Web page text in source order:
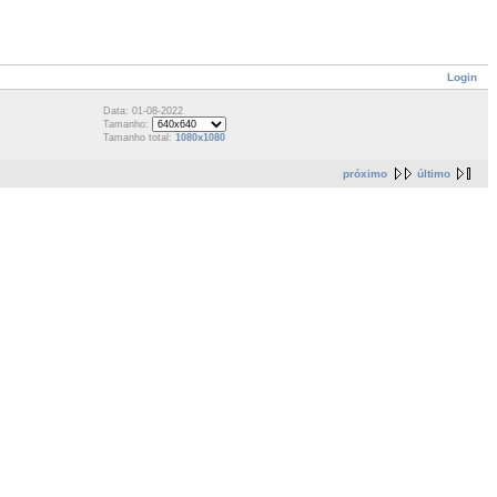
Login
Data: 01-08-2022
Tamanho:
Tamanho total: 1080x1080
próximo último